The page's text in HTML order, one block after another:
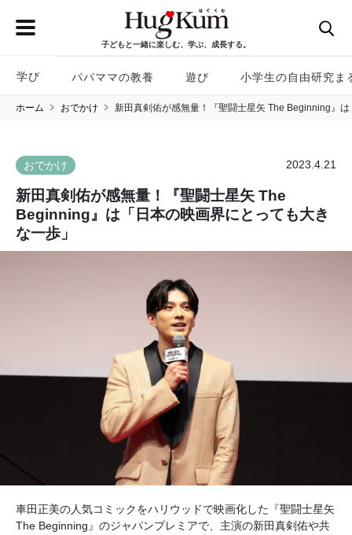
子どもと一緒に楽しむ、学ぶ、成長する。
学び パパママの教養 遊び 小学生の自由研究ま
ホーム おでかけ 新田真剣佑が感無量！『聖闘士星矢 The Beginning』
おでかけ 2023.4.21
新田真剣佑が感無量！『聖闘士星矢 The
Beginning』は「日本の映画界にとっても大き
な一歩」
車田正美の人気コミックをハリウッドで映画化した『聖闘士星矢
The Beginning』のジャパンプレミアで、主演の新田真剣佑や共